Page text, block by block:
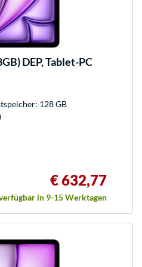
DEP, Tablet-PC
128 GB
€ 632,77
in 9-15 Werktagen